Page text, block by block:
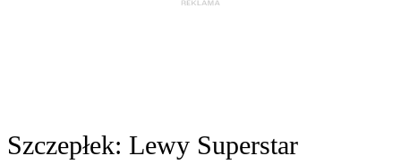
Szczepłek: Lewy Superstar